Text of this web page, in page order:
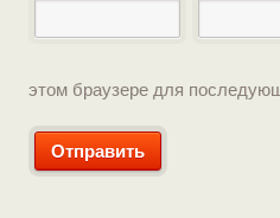
этом браузере для